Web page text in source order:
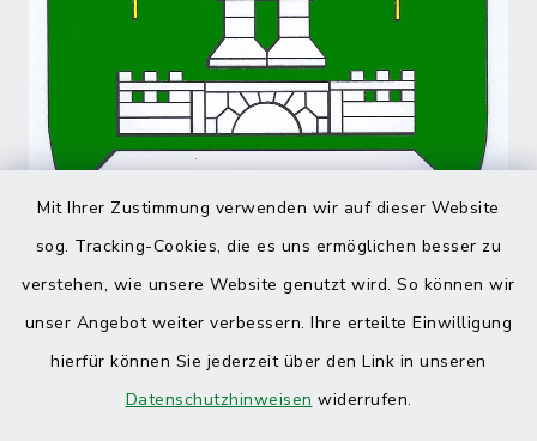
Mit Ihrer Zustimmung verwenden wir auf dieser Website
sog. Tracking-Cookies, die es uns ermöglichen besser zu
verstehen, wie unsere Website genutzt wird. So können wir
unser Angebot weiter verbessern. Ihre erteilte Einwilligung
hierfür können Sie jederzeit über den Link in unseren
Datenschutzhinweisen widerrufen.